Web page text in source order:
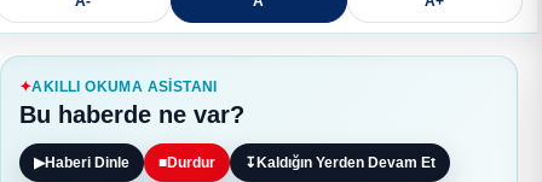
AKILLI OKUMA ASISTANI
Bu haberde ne var?
▶Haberi Dinle ■Durdur ↧ Kaldığın Yerden Devam Et